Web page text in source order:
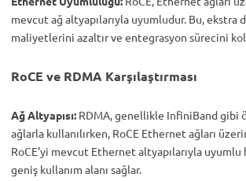
mevcut ağ altyapılarıyla uyumludur. Bu, ekstra
maliyetlerini azaltır ve entegrasyon sürecini
RoCE ve RDMA Karşılaştırması
Ağ Altyapısı: RDMA, genellikle InfiniBand gibi
ağlarla kullanılırken, RoCE Ethernet ağları
RoCE’yi mevcut Ethernet altyapılarıyla
geniş kullanım alanı sağlar.